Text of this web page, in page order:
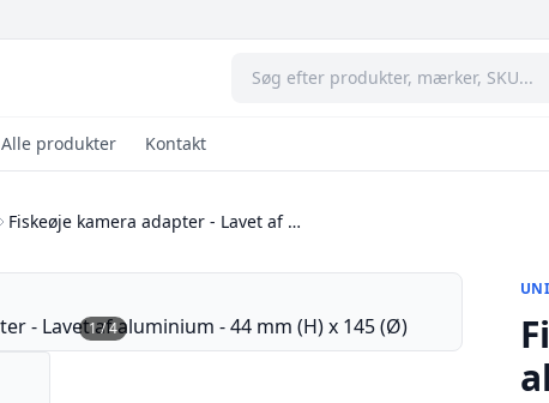
Alle produkter Kontakt
Fiskeøje kamera adapter - Lavet af …
1/4